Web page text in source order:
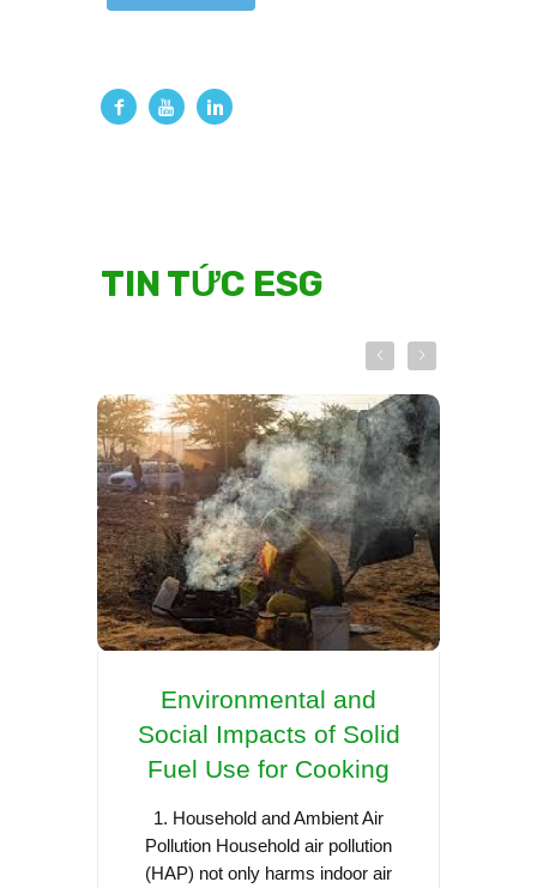
TIN TỨC ESG
Environmental and
Social Impacts of Solid
Fuel Use for Cooking
1. Household and Ambient Air
Pollution Household air pollution
(HAP) not only harms indoor air